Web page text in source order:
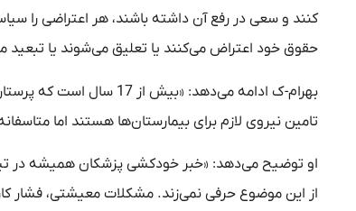
کنند و سعی در رفع آن داشته باشند، هر اعتراضی را
حقوق خود اعتراض می‌کنند یا تعلیق می‌شوند یا تبعید می‌شوند یا به مدت 6 ماه
بهرام-ک ادامه می‌دهد:
تامین نیروی لازم برای بیمارستان‌ها هستند اما
او توضیح می‌دهد: «خبر خودکشی پزشکان همیشه در
از این موضوع حرفی نمی‌زند. مشکلات معیشتی، فشار